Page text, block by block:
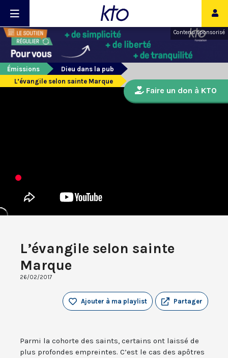
Contenu sponsorisé
Émissions
Dieu dans la pub
L’évangile selon sainte Marque
L’évangile selon sainte
Marque
26/02/2017
Partager
Ajouter à ma playlist
Parmi la cohorte des saints, certains ont laissé de
plus profondes empreintes. C’est le cas des apôtres
Faire un don à KTO